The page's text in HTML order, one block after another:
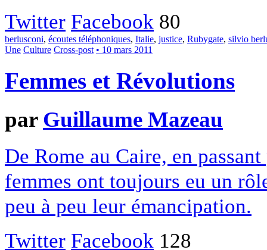
Twitter Facebook 80
berlusconi, écoutes téléphoniques, Italie, justice, Rubygate, silvio
Une Culture Cross-post • 10 mars 2011
Femmes et Révolutions
par Guillaume Mazeau
De Rome au Caire, en
femmes ont toujours eu un
peu à peu leur émancipation.
Twitter Facebook 128